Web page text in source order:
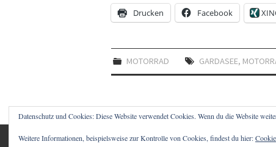
Drucken Facebook
MOTORRAD GARDASEE,
© 2026 1STCLOUD BLOG – CHRISTIAN
Datenschutz und Cookies: Diese Website verwendet Cookies. Wenn du die Website
Weitere Informationen, beispielsweise zur Kontrolle von Cookies, findest du hier: